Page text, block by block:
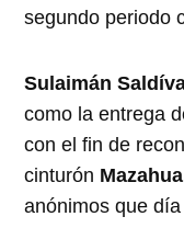
segundo periodo
Sulaimán
como la entrega
con el fin de
cinturón Mazahua
anónimos que